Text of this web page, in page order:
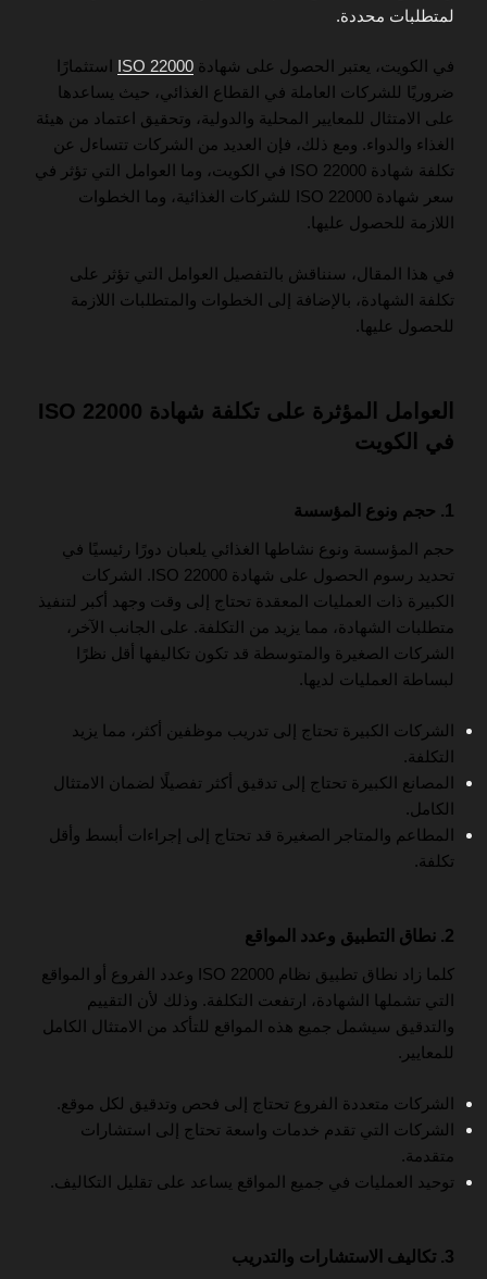
لمتطلبات محددة.
في الكويت، يعتبر الحصول على شهادة ISO 22000 استثمارًا
ضروريًا للشركات العاملة في القطاع الغذائي، حيث يساعدها
على الامتثال للمعايير المحلية والدولية، وتحقيق اعتماد من هيئة
الغذاء والدواء. ومع ذلك، فإن العديد من الشركات تتساءل عن
تكلفة شهادة ISO 22000 في الكويت، وما العوامل التي تؤثر في
سعر شهادة ISO 22000 للشركات الغذائية، وما الخطوات
اللازمة للحصول عليها.
في هذا المقال، سنناقش بالتفصيل العوامل التي تؤثر على
تكلفة الشهادة، بالإضافة إلى الخطوات والمتطلبات اللازمة
للحصول عليها.
العوامل المؤثرة على تكلفة شهادة ISO 22000
في الكويت
1. حجم ونوع المؤسسة
حجم المؤسسة ونوع نشاطها الغذائي يلعبان دورًا رئيسيًا في
تحديد رسوم الحصول على شهادة ISO 22000. الشركات
الكبيرة ذات العمليات المعقدة تحتاج إلى وقت وجهد أكبر لتنفيذ
متطلبات الشهادة، مما يزيد من التكلفة. على الجانب الآخر،
الشركات الصغيرة والمتوسطة قد تكون تكاليفها أقل نظرًا
لبساطة العمليات لديها.
الشركات الكبيرة تحتاج إلى تدريب موظفين أكثر، مما يزيد
التكلفة.
المصانع الكبيرة تحتاج إلى تدقيق أكثر تفصيلًا لضمان الامتثال
الكامل.
المطاعم والمتاجر الصغيرة قد تحتاج إلى إجراءات أبسط وأقل
تكلفة.
2. نطاق التطبيق وعدد المواقع
كلما زاد نطاق تطبيق نظام ISO 22000 وعدد الفروع أو المواقع
التي تشملها الشهادة، ارتفعت التكلفة. وذلك لأن التقييم
والتدقيق سيشمل جميع هذه المواقع للتأكد من الامتثال الكامل
للمعايير.
الشركات متعددة الفروع تحتاج إلى فحص وتدقيق لكل موقع.
الشركات التي تقدم خدمات واسعة تحتاج إلى استشارات
متقدمة.
توحيد العمليات في جميع المواقع يساعد على تقليل التكاليف.
3. تكاليف الاستشارات والتدريب